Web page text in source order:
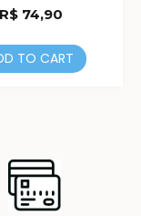
R$74,90
TO CART